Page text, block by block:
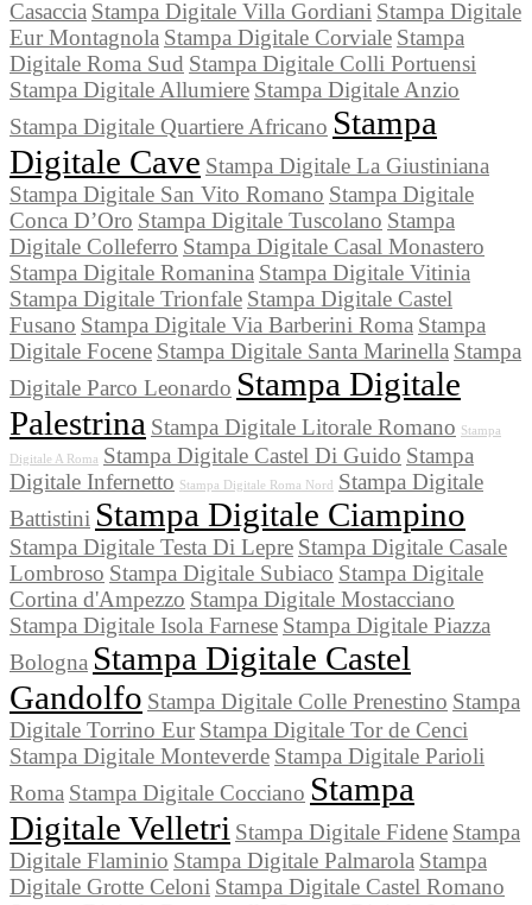
Casaccia Stampa Digitale Villa Gordiani Stampa Digitale
Eur Montagnola Stampa Digitale Corviale Stampa
Digitale Roma Sud Stampa Digitale Colli Portuensi
Stampa Digitale Allumiere Stampa Digitale Anzio
Stampa Digitale Quartiere Africano Stampa
Digitale Cave Stampa Digitale La Giustiniana
Stampa Digitale San Vito Romano Stampa Digitale
Conca D’Oro Stampa Digitale Tuscolano Stampa
Digitale Colleferro Stampa Digitale Casal Monastero
Stampa Digitale Romanina Stampa Digitale Vitinia
Stampa Digitale Trionfale Stampa Digitale Castel
Fusano Stampa Digitale Via Barberini Roma Stampa
Digitale Focene Stampa Digitale Santa Marinella Stampa
Digitale Parco Leonardo Stampa Digitale
Palestrina Stampa Digitale Litorale Romano Stampa
Digitale A Roma Stampa Digitale Castel Di Guido Stampa
Digitale Infernetto Stampa Digitale Roma Nord
Stampa Digitale
Battistini Stampa Digitale Ciampino
Stampa Digitale Testa Di Lepre Stampa Digitale Casale
Lombroso Stampa Digitale Subiaco Stampa Digitale
Cortina d'Ampezzo Stampa Digitale Mostacciano
Stampa Digitale Isola Farnese Stampa Digitale Piazza
Bologna Stampa Digitale Castel
Gandolfo Stampa Digitale Colle Prenestino Stampa
Digitale Torrino Eur Stampa Digitale Tor de Cenci
Stampa Digitale Monteverde Stampa Digitale Parioli
Roma Stampa Digitale Cocciano Stampa
Digitale Velletri Stampa Digitale Fidene Stampa
Digitale Flaminio Stampa Digitale Palmarola Stampa
Digitale Grotte Celoni Stampa Digitale Castel Romano